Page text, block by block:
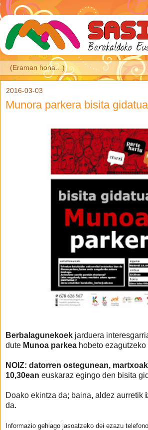
2016-03-03
Munora parkera bisita gidatua
Berbalagunekoek jarduera
dute Munoa parkea hobeto
NOIZ: datorren ostegunean,
10,30ean euskaraz egingo den bisita
Doako ekintza da; baina, aldez aurretik
da.
Informazio gehiago jasoatzeko dei ezazu